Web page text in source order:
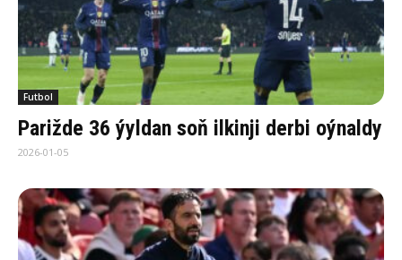
Futbol
Parižde 36 ýyldan soň ilkinji derbi oýnaldy
2026-01-05